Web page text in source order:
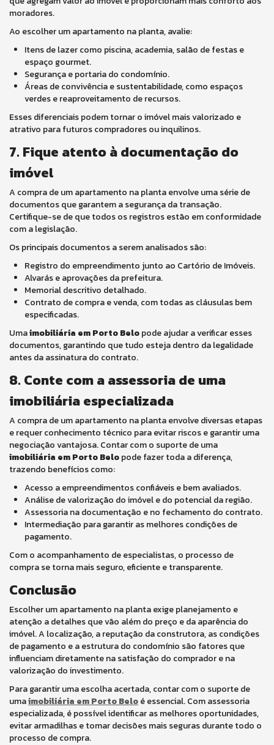
moradores.
Ao escolher um apartamento na planta, avalie:
Itens de lazer como piscina, academia, salão de festas e
espaço gourmet.
Segurança e portaria do condomínio.
Áreas de convivência e sustentabilidade, como espaços
verdes e reaproveitamento de recursos.
Esses diferenciais podem tornar o imóvel mais valorizado e
atrativo para futuros compradores ou inquilinos.
7. Fique atento à documentação do
imóvel
A compra de um apartamento na planta envolve uma série de
documentos que garantem a segurança da transação.
Certifique-se de que todos os registros estão em conformidade
com a legislação.
Os principais documentos a serem analisados são:
Registro do empreendimento junto ao Cartório de Imóveis.
Alvarás e aprovações da prefeitura.
Memorial descritivo detalhado.
Contrato de compra e venda, com todas as cláusulas bem
especificadas.
Umaimobiliária em Porto Belopode ajudar a verificar esses
documentos, garantindo que tudo esteja dentro da legalidade
antes da assinatura do contrato.
8. Conte com a assessoria de uma
imobiliária especializada
A compra de um apartamento na planta envolve diversas etapas
e requer conhecimento técnico para evitar riscos e garantir uma
negociação vantajosa. Contar com o suporte de uma
imobiliária em Porto Belopode fazer toda a diferença,
trazendo benefícios como:
Acesso a empreendimentos confiáveis e bem avaliados.
Análise de valorização do imóvel e do potencial da região.
Assessoria na documentação e no fechamento do contrato.
Intermediação para garantir as melhores condições de
pagamento.
Com o acompanhamento de especialistas, o processo de
compra se torna mais seguro, eficiente e transparente.
Conclusão
Escolher um apartamento na planta exige planejamento e
atenção a detalhes que vão além do preço e da aparência do
imóvel. A localização, a reputação da construtora, as condições
de pagamento e a estrutura do condomínio são fatores que
influenciam diretamente na satisfação do comprador e na
valorização do investimento.
Para garantir uma escolha acertada, contar com o suporte de
umaimobiliária em Porto Beloé essencial. Com assessoria
especializada, é possível identificar as melhores oportunidades,
evitar armadilhas e tomar decisões mais seguras durante todo o
processo de compra.